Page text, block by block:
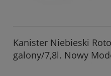
Kanister Niebieski
galony/7,8l. Nowy